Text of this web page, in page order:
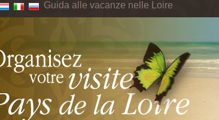
Guida alle vacanze nelle Loire